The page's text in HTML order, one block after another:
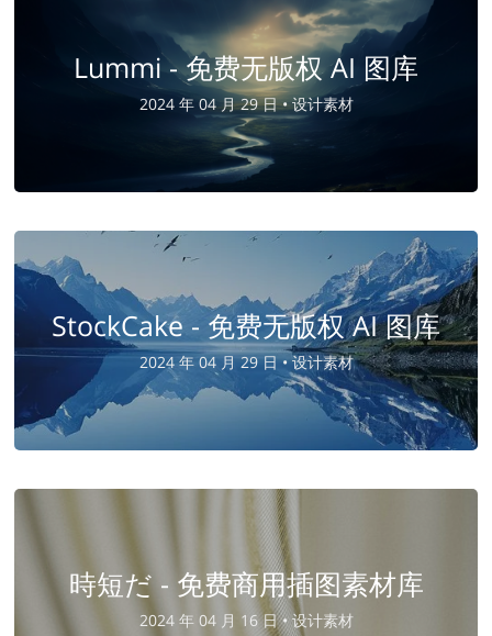
Lummi - 免费无版权 AI 图库
2024 年 04 月 29 日 •设计素材
StockCake - 免费无版权 AI 图库
2024 年 04 月 29 日 •设计素材
時短だ - 免费商用插图素材库
2024 年 04 月 16 日 •设计素材